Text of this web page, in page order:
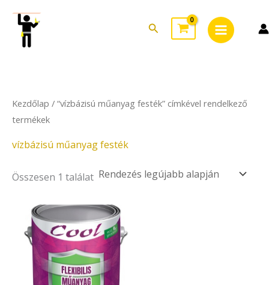
content
Search
Menu
Kezdőlap / “vízbázisú műanyag festék” címkével rendelkező
termékek
vízbázisú műanyag festék
Összesen 1 találat